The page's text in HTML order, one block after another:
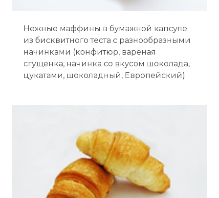
Нежные маффины в бумажной капсуле
из бисквитного теста с разнообразными
начинками (конфитюр, вареная
сгущенка, начинка со вкусом шоколада,
цукатами, шоколадный, Европейский)